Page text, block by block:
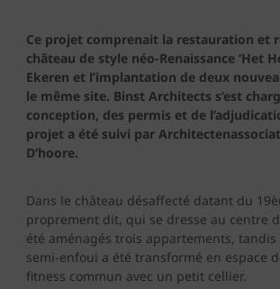
Ce projet comprenait la restauration et
château de style néo-Renaissance ‘Het
Ekeren et l’implantation de deux
le même site. Binst Architects s’est
conception, des permis et de
projet a été suivi par
D’hoore.
Dans le château désaffecté datant du
proprement dit, qui se dresse au centre
été aménagés trois appartements, tandis
semi-enfoui a été transformé en espace
fitness commun avec un petit cellier.